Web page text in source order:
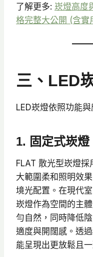
了解更多: 崁燈高度
格完整大公開 (含實
三、LED
LED崁燈依照功能
1. 固定式崁燈
FLAT 散光型崁燈
大範圍柔和照明效
境光配置。在現代
崁燈作為空間的主
勻自然，同時降低
適度與開闊感。透
能呈現出更放鬆且